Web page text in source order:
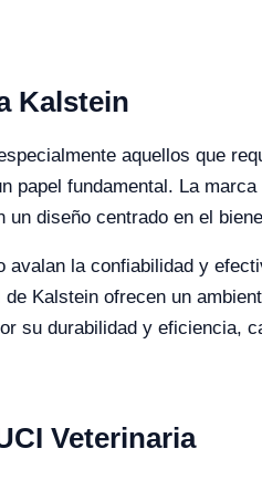
Kalstein
aquellos que
papel fundamental. La
diseño centrado en el
la confiabilidad y
Kalstein ofrecen un
su durabilidad y eficiencia,
Veterinaria